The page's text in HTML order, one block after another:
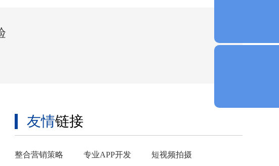
友情链接
整合营销策略 专业APP开发 短视频拍摄